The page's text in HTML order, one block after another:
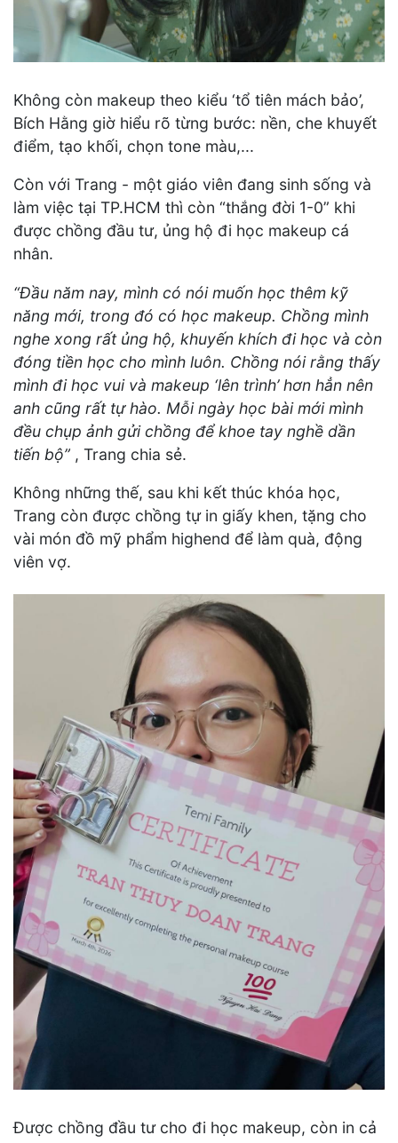
Không còn makeup theo kiểu ‘tổ tiên mách bảo’,
Bích Hằng giờ hiểu rõ từng bước: nền, che khuyết
điểm, tạo khối, chọn tone màu,...
Còn với Trang - một giáo viên đang sinh sống và
làm việc tại TP.HCM thì còn “thắng đời 1-0” khi
được chồng đầu tư, ủng hộ đi học makeup cá
nhân.
“Đầu năm nay, mình có nói muốn học thêm kỹ
năng mới, trong đó có học makeup. Chồng mình
nghe xong rất ủng hộ, khuyến khích đi học và còn
đóng tiền học cho mình luôn. Chồng nói rằng thấy
mình đi học vui và makeup ‘lên trình’ hơn hẳn nên
anh cũng rất tự hào. Mỗi ngày học bài mới mình
đều chụp ảnh gửi chồng để khoe tay nghề dần
tiến bộ” , Trang chia sẻ.
Không những thế, sau khi kết thúc khóa học,
Trang còn được chồng tự in giấy khen, tặng cho
vài món đồ mỹ phẩm highend để làm quà, động
viên vợ.
Được chồng đầu tư cho đi học makeup, còn in cả